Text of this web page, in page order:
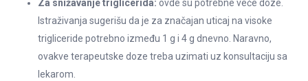
Za snižavanje triglicerida: ovde su potrebne veće doze.
Istraživanja sugerišu da je za značajan uticaj na visoke
trigliceride potrebno između 1 g i 4 g dnevno. Naravno,
ovakve terapeutske doze treba uzimati uz konsultaciju sa
lekarom.